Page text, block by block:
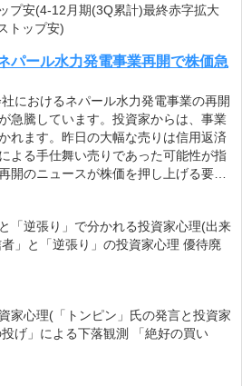
プ安(4-12月期(3Q累計)最終赤字拡大
トップ安)
パール水力発電事業再開で株価急
におけるネパール水力発電事業の再開
急騰しています。投資家からは、事業
れます。昨日の大幅な売りは信用返済
よる手仕舞い売りであった可能性が指
開のニュースが株価を押し上げる要…
「逆張り」で分かれる投資家心理(出来
」と「逆張り」の投資家心理 優待廃
家心理(「トンピン」氏の発言と投資家
げ」による下落観測 「絶好の買い